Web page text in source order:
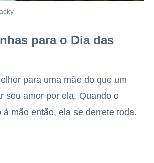
para o Dia das
para uma mãe do que um
seu amor por ela. Quando o
à mão então, ela se derrete toda.